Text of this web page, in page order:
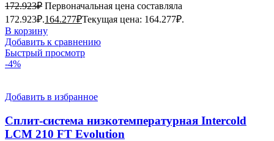
172.923₽ Первоначальная цена составляла
172.923₽.164.277₽Текущая цена: 164.277₽.
В корзину
Добавить к сравнению
Быстрый просмотр
-4%
Добавить в избранное
Сплит-система низкотемпературная Intercold
LCM 210 FT Evolution